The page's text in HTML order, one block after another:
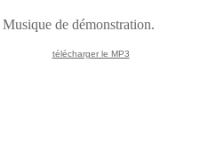
Musique de démonstration.
télécharger le MP3